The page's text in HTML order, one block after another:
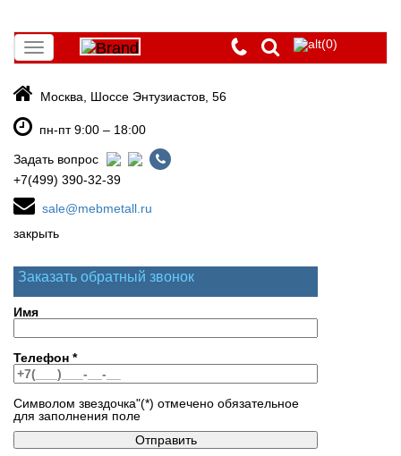
Toggle
navigation
(0)
Москва, Шоссе Энтузиастов, 56
пн-пт 9:00 – 18:00
Задать вопрос
+7(499) 390-32-39
sale@mebmetall.ru
закрыть
Заказать обратный звонок
Имя
Телефон *
Символом звездочка"(*) отмечено обязательное
для заполнения поле